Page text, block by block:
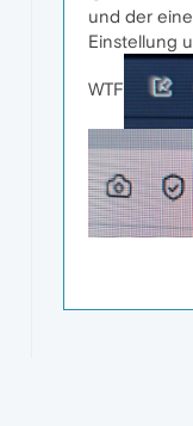
und der
Einstellung
WTF